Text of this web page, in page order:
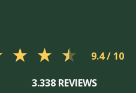
9.4
3.338 REVIEWS